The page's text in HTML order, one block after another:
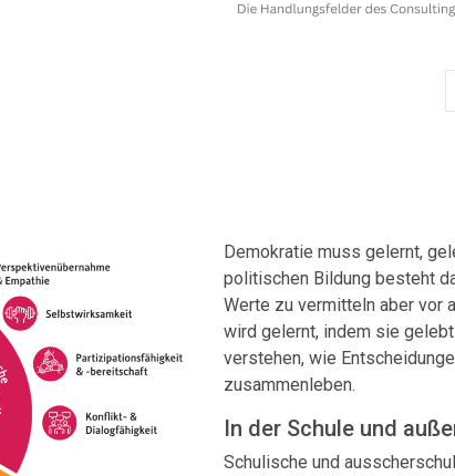
Demokratie muss gelernt,
politischen Bildung besteht
Werte zu vermitteln aber vor
wird gelernt, indem sie
verstehen, wie
zusammenleben.
In der Schule und
Schulische und